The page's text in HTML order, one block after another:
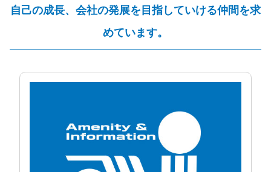
自己の成長、会社の発展を目指していける仲間を求
めています。